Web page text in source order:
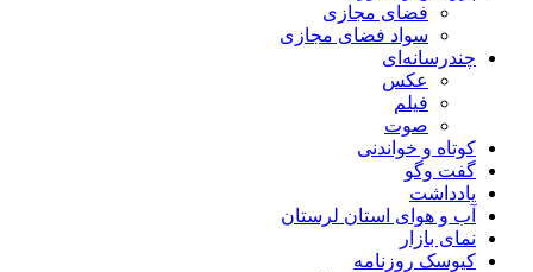
فضای مجازی
سواد فضای مجازی
چندرسانه‌ای
عكس
فیلم
صوت
کوتاه و خواندنی
گفت وگو
یادداشت
آب و هوای استان لرستان
نمای بازار
کیوسک روزنامه